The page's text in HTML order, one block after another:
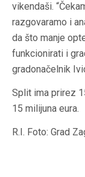
vikendaši.
razgovaramo i
da što manje
funkcionirati i
gradonačelnik
Split ima prirez
15 milijuna eura.
R.I. Foto: Grad